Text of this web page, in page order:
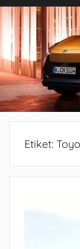
Etiket: